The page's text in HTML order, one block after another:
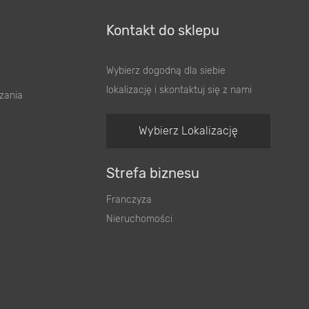
lokalizację i skontaktuj się z nami
Nieruchomości